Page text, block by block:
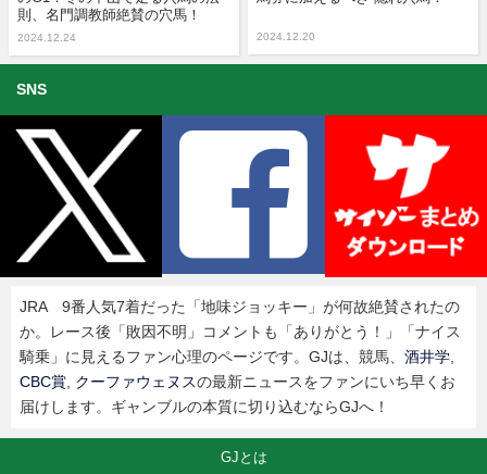
則、名門調教師絶賛の穴馬！
2024.12.24 2024.12.20
SNS
JRA 9番人気7着だった「地味ジョッキー」が何故絶賛されたの
か。レース後「敗因不明」コメントも「ありがとう！」「ナイス
騎乗」に見えるファン心理のページです。GJは、競馬、 酒井学
CBC賞 クーファウェヌスの最新ニュースをファンにいち早くお
届けします。ギャンブルの本質に切り込むならGJへ！
GJとは